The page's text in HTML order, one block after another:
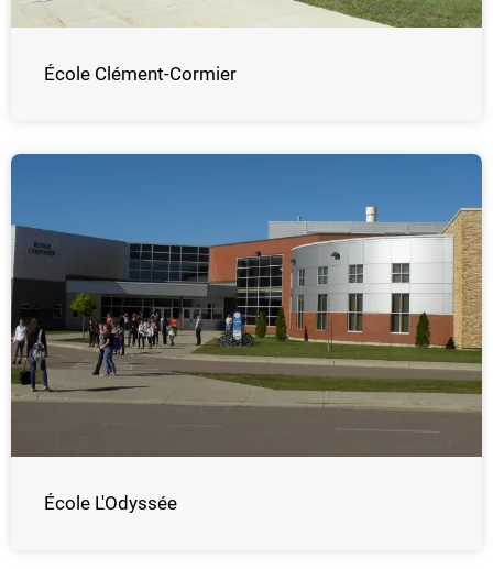
École Clément-Cormier
École L'Odyssée